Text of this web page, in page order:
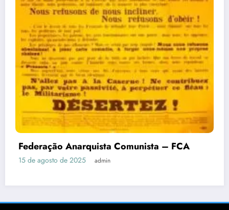
Federação Anarquista Comunista – FCA
15 de agosto de 2025 admin